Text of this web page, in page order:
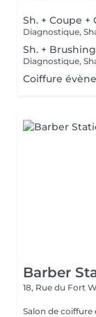
Sh. + Coupe +
Sh. + Brushing
Coiffure
Barber
18, Rue du Fort
Salon de